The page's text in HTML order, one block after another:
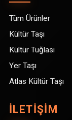
Tüm Ürünler
Kültür Taşı
Kültür Tuğlası
Yer Taşı
Atlas Kültür Taşı
İLETIŞIM